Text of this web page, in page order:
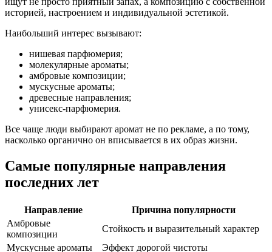
историей, настроением и индивидуальной эстетикой.
Наибольший интерес вызывают:
нишевая парфюмерия;
молекулярные ароматы;
амбровые композиции;
мускусные ароматы;
древесные направления;
унисекс-парфюмерия.
Все чаще люди выбирают аромат не по рекламе, а по тому,
насколько органично он вписывается в их образ жизни.
Самые популярные направления
последних лет
Направление
Причина популярности
Амбровые
композиции
Стойкость и выразительный характер
Мускусные ароматы
Эффект дорогой чистоты